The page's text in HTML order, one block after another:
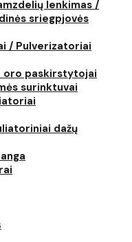
lenkimas /
sriegpjovės
/ Pulverizatoriai
oro paskirstytojai
surinktuvai
dažų